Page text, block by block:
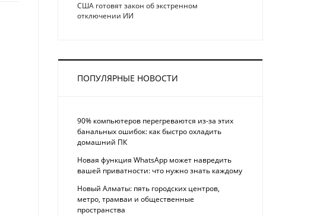
США готовят закон об экстренном
отключении ИИ
ПОПУЛЯРНЫЕ НОВОСТИ
90% компьютеров перегреваются из-за этих
банальных ошибок: как быстро охладить
домашний ПК
Новая функция WhatsApp может навредить
вашей приватности: что нужно знать каждому
Новый Алматы: пять городских центров,
метро, трамваи и общественные
пространства